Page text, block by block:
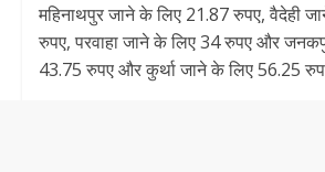
महिनाथपुर जाने के लिए 21.87 रुपए, वैदेही
रुपए, परवाहा जाने के लिए 34 रुपए और
43.75 रुपए और कुर्था जाने के लिए 56.25